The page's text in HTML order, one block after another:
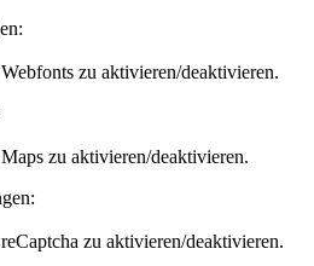
zu aktivieren/deaktivieren.
zu aktivieren/deaktivieren.
zu aktivieren/deaktivieren.